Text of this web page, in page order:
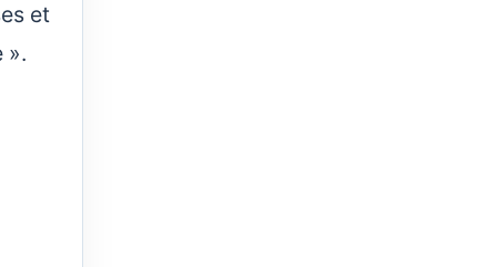
et
».